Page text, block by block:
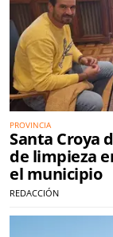
PROVINCIA
Santa Croya
de limpieza
el municipio
REDACCIÓN